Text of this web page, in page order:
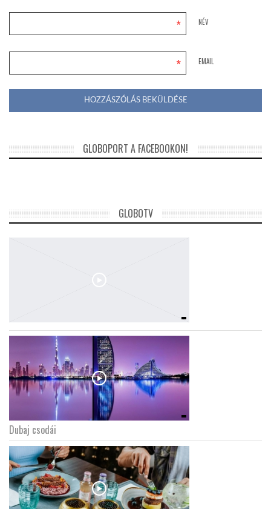
NÉV
*
EMAIL
*
GLOBOPORT A FACEBOOKON!
GLOBOTV
Dubaj csodái